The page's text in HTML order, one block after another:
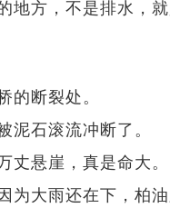
方，不是排水，就
断裂处。
泥石滚流冲断了
悬崖，真是命大。
大雨还在下，柏油